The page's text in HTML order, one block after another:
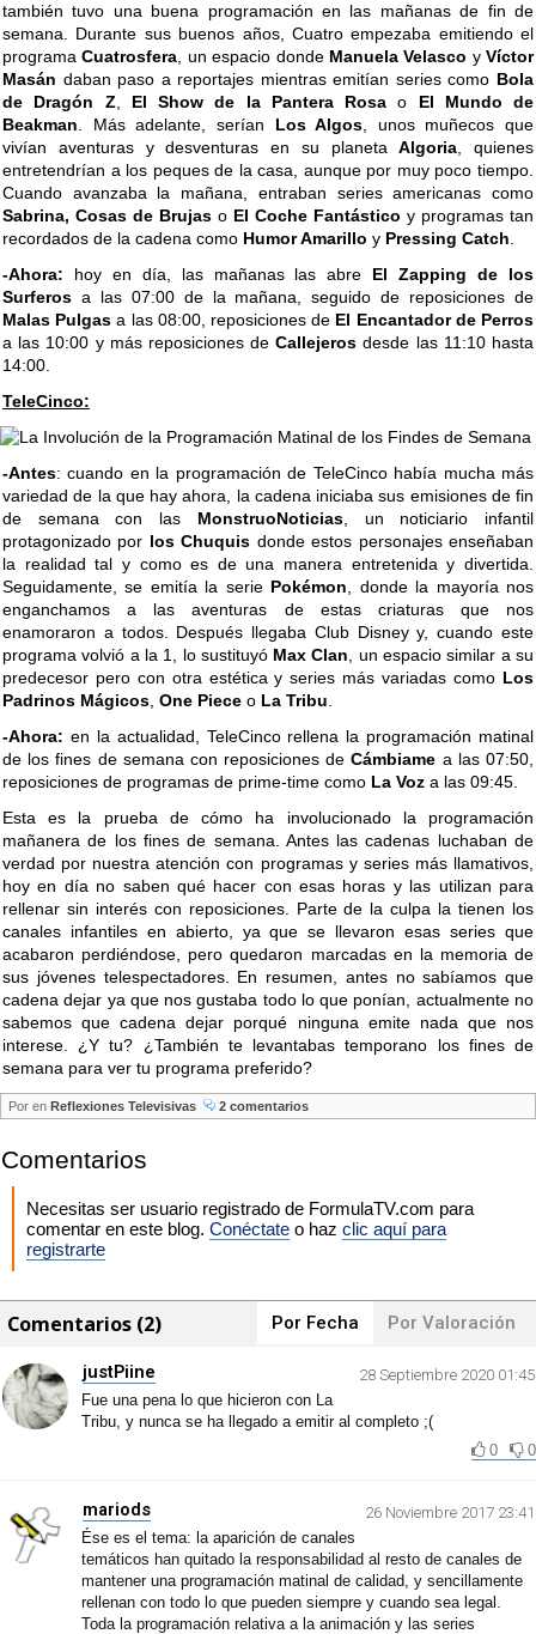
también tuvo una buena programación en las mañanas de fin de
semana. Durante sus buenos años, Cuatro empezaba emitiendo el
programaCuatrosfera , un espacio donde Manuela Velasco y Víctor
Masán daban paso a reportajes mientras emitían series como Bola
de Dragón Z
El Show de la Pantera Rosa o El Mundo de
Beakman . Más adelante, serían Los Algos , unos muñecos que
vivían aventuras y desventuras en su planetaAlgoria , quienes
entretendrían a los peques de la casa, aunque por muy poco tiempo.
Cuando avanzaba la mañana, entraban series americanas como
Sabrina, Cosas de Brujas o El Coche Fantástico y programas tan
recordados de la cadena como Humor Amarillo y Pressing Catch
-Ahora: hoy en día, las mañanas las abre El Zapping de los
Surferos a las 07:00 de la mañana, seguido de reposiciones de
Malas Pulgas a las 08:00, reposiciones de El Encantador de Perros
a las 10:00 y más reposiciones deCallejeros desde las 11:10 hasta
14:00.
TeleCinco:
-Antes: cuando en la programación de TeleCinco había mucha más
variedad de la que hay ahora, la cadena iniciaba sus emisiones de fin
de semana con las MonstruoNoticias, un noticiario infantil
protagonizado por los Chuquis donde estos personajes enseñaban
la realidad tal y como es de una manera entretenida y divertida.
Seguidamente, se emitía la serie Pokémon , donde la mayoría nos
enganchamos a las aventuras de estas criaturas que nos
enamoraron a todos. Después llegaba Club Disney y, cuando este
programa volvió a la 1, lo sustituyó Max Clan , un espacio similar a su
predecesor pero con otra estética y series más variadas como Los
Padrinos Mágicos One Piece o La Tribu
-Ahora: en la actualidad, TeleCinco rellena la programación matinal
de los fines de semana con reposiciones deCámbiame a las 07:50,
reposiciones de programas de prime-time como La Voz a las 09:45.
Esta es la prueba de cómo ha involucionado la programación
mañanera de los fines de semana. Antes las cadenas luchaban de
verdad por nuestra atención con programas y series más llamativos,
hoy en día no saben qué hacer con esas horas y las utilizan para
rellenar sin interés con reposiciones. Parte de la culpa la tienen los
canales infantiles en abierto, ya que se llevaron esas series que
acabaron perdiéndose, pero quedaron marcadas en la memoria de
sus jóvenes telespectadores. En resumen, antes no sabíamos que
cadena dejar ya que nos gustaba todo lo que ponían, actualmente no
sabemos que cadena dejar porqué ninguna emite nada que nos
interese. ¿Y tu? ¿También te levantabas temporano los fines de
semana para ver tu programa preferido?
Por en Reflexiones Televisivas 2 comentarios
Comentarios
Necesitas ser usuario registrado de FormulaTV.com para
comentar en este blog. Conéctate o haz clic aquí para
registrarte
Comentarios (2) Por Fecha Por Valoración
justPiine
28 Septiembre 2020 01:45
Fue una pena lo que hicieron con La
Tribu, y nunca se ha llegado a emitir al completo ;(
0
0
mariods
26 Noviembre 2017 23:41
Ése es el tema: la aparición de canales
temáticos han quitado la responsabilidad al resto de canales de
mantener una programación matinal de calidad, y sencillamente
rellenan con todo lo que pueden siempre y cuando sea legal.
Toda la programación relativa a la animación y las series